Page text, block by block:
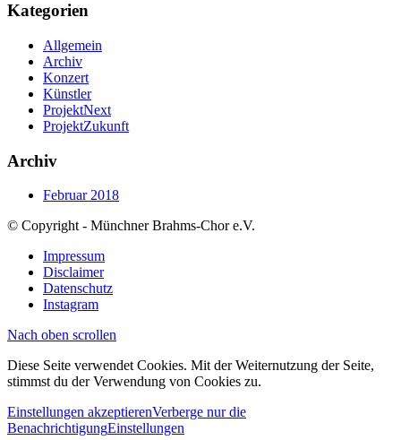
Kategorien
Allgemein
Archiv
Konzert
Künstler
ProjektNext
ProjektZukunft
Archiv
Februar 2018
© Copyright - Münchner Brahms-Chor e.V.
Impressum
Disclaimer
Datenschutz
Instagram
Nach oben scrollen
Diese Seite verwendet Cookies. Mit der Weiternutzung der Seite,
stimmst du der Verwendung von Cookies zu.
Einstellungen akzeptierenVerberge nur die
BenachrichtigungEinstellungen